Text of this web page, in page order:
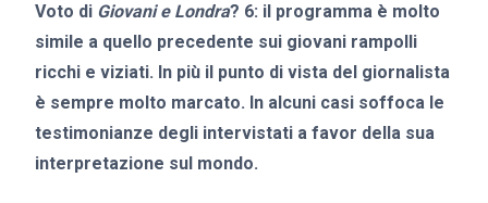
Voto di Giovani e Londra? 6: il programma è molto
simile a quello precedente sui giovani rampolli
ricchi e viziati. In più il punto di vista del giornalista
è sempre molto marcato. In alcuni casi soffoca le
testimonianze degli intervistati a favor della sua
interpretazione sul mondo.